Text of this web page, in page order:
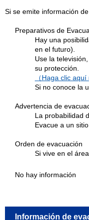
Si se emite información
Preparativos de
Hay una
en el futuro).
Use la
su protección.
（Haga clic
Si no conoce la
Advertencia de
La probabilidad
Evacue a un
Orden de evacuación
Si vive en el
No hay información
Información de